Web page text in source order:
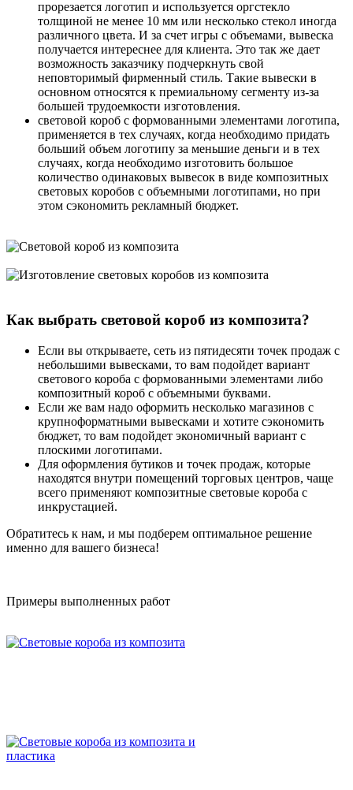
прорезается логотип и используется оргстекло
толщиной не менее 10 мм или несколько стекол иногда
различного цвета. И за счет игры с объемами, вывеска
получается интереснее для клиента. Это так же дает
возможность заказчику подчеркнуть свой
неповторимый фирменный стиль. Такие вывески в
основном относятся к премиальному сегменту из-за
большей трудоемкости изготовления.
световой короб с формованными элементами логотипа,
применяется в тех случаях, когда необходимо придать
больший объем логотипу за меньшие деньги и в тех
случаях, когда необходимо изготовить большое
количество одинаковых вывесок в виде композитных
световых коробов с объемными логотипами, но при
этом сэкономить рекламный бюджет.
Как выбрать световой короб из композита?
Если вы открываете, сеть из пятидесяти точек продаж с
небольшими вывесками, то вам подойдет вариант
светового короба с формованными элементами либо
композитный короб с объемными буквами.
Если же вам надо оформить несколько магазинов с
крупноформатными вывесками и хотите сэкономить
бюджет, то вам подойдет экономичный вариант с
плоскими логотипами.
Для оформления бутиков и точек продаж, которые
находятся внутри помещений торговых центров, чаще
всего применяют композитные световые короба с
инкрустацией.
Обратитесь к нам, и мы подберем оптимальное решение
именно для вашего бизнеса!
Примеры выполненных работ